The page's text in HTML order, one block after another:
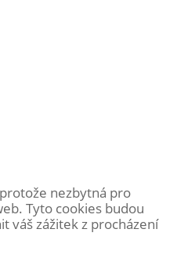
nezbytná pro
Tyto cookies budou
váš zážitek z procházení